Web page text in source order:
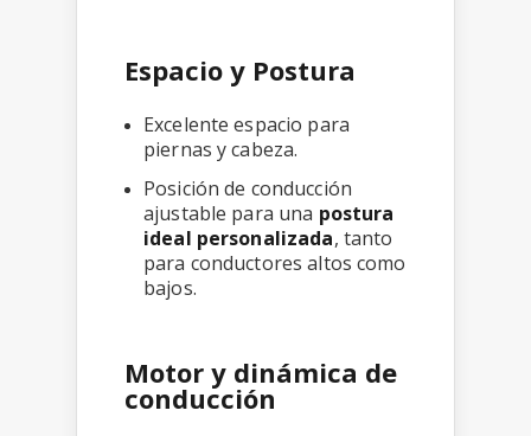
Espacio y Postura
Excelente espacio para
piernas y cabeza.
Posición de conducción
ajustable para una postura
ideal personalizada, tanto
para conductores altos como
bajos.
Motor y dinámica de
conducción